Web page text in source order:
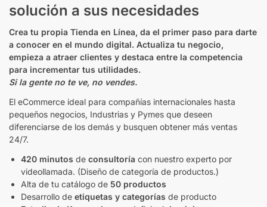
solución a sus necesidades
Crea tu propia Tienda en Línea, da el primer paso para darte
a conocer en el mundo digital. Actualiza tu negocio,
empieza a atraer clientes y destaca entre la competencia
para incrementar tus utilidades.
Si la gente no te ve, no vendes.
El eCommerce ideal para compañías internacionales hasta
pequeños negocios, Industrias y Pymes que deseen
diferenciarse de los demás y busquen obtener más ventas
24/7.
420 minutos de consultoría con nuestro experto por
videollamada. (Diseño de categoría de productos.)
Alta de tu catálogo de 50 productos
Desarrollo de etiquetas y categorías de producto